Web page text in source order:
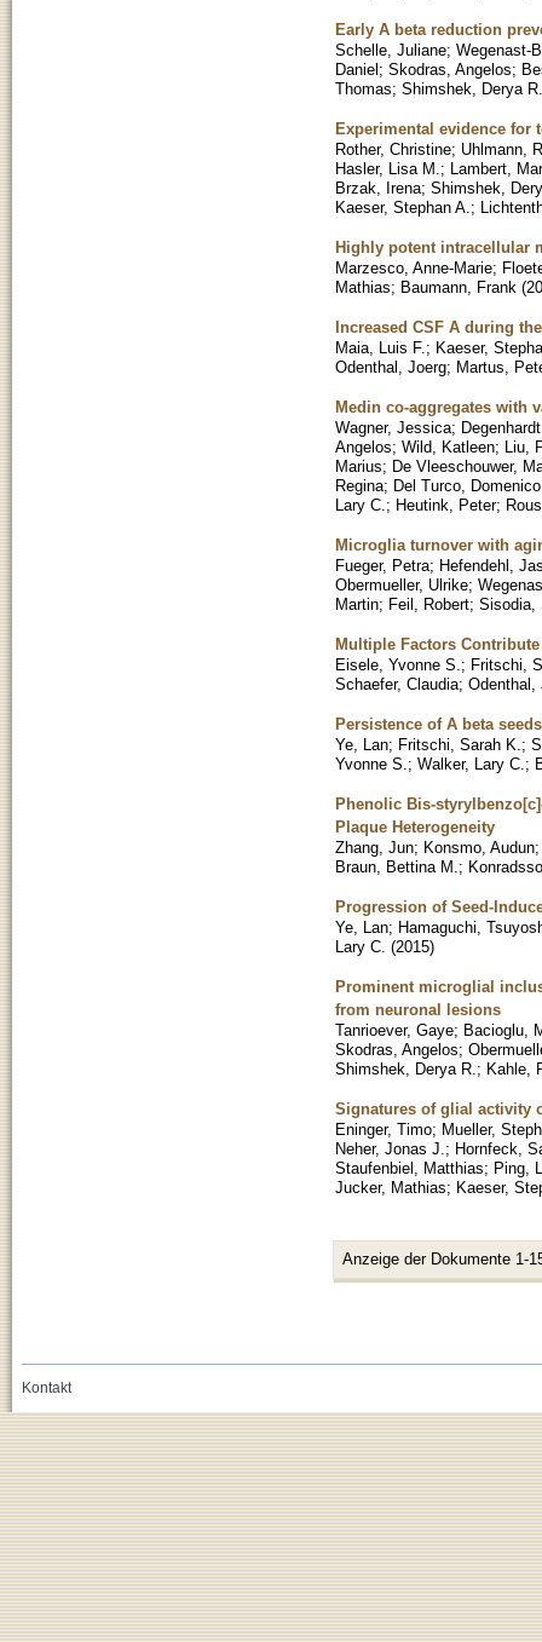
Early A beta reduction
Schelle, Juliane; Wegenast-
Daniel; Skodras, Angelos;
Thomas; Shimshek, Derya R.
Experimental evidence for
Rother, Christine; Uhlmann,
Hasler, Lisa M. ; Lambert,
Brzak, Irena; Shimshek,
Kaeser, Stephan A. ;
Highly potent intracellular
Marzesco, Anne-Marie;
Mathias; Baumann, Frank (
Increased CSF A during
Maia, Luis F. ; Kaeser,
Odenthal, Joerg; Martus,
Medin co-aggregates with
Wagner, Jessica;
Angelos; Wild, Katleen; Liu,
Marius; De Vleeschouwer,
Regina; Del Turco, Domenico
Lary C. ; Heutink, Peter;
Microglia turnover with
Fueger, Petra; Hefendehl,
Obermueller, Ulrike;
Martin; Feil, Robert; Sisodia,
Multiple Factors
Eisele, Yvonne S. ; Fritschi,
Schaefer, Claudia; Odenthal,
Persistence of A beta
Ye, Lan; Fritschi, Sarah K. ;
Yvonne S. ; Walker, Lary C. ;
Phenolic Bis-
Plaque Heterogeneity
Zhang, Jun; Konsmo, Audun
Braun, Bettina M. ;
Progression of Seed-
Ye, Lan; Hamaguchi,
Lary C. (2015)
Prominent microglial
from neuronal lesions
Tanrioever, Gaye; Bacioglu,
Skodras, Angelos;
Shimshek, Derya R. ; Kahle,
Signatures of glial activity
Eninger, Timo; Mueller,
Neher, Jonas J. ; Hornfeck,
Staufenbiel, Matthias; Ping,
Jucker, Mathias; Kaeser,
Anzeige der Dokumente 1-
Kontakt